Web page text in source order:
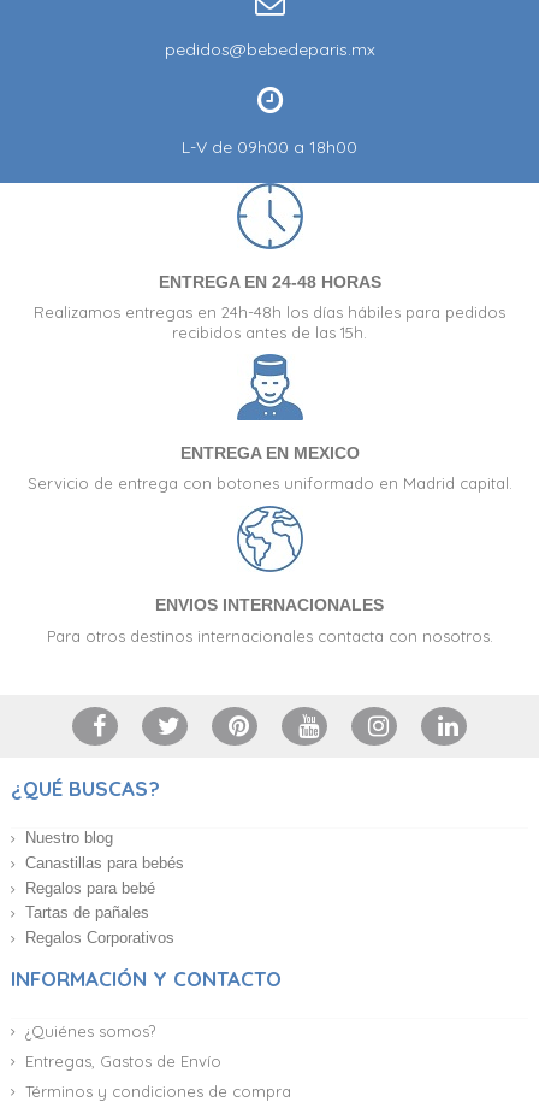
pedidos@bebedeparis.mx
L-V de 09h00 a 18h00
ENTREGA EN 24-48 HORAS
Realizamos entregas en 24h-48h los días hábiles para pedidos
recibidos antes de las 15h.
ENTREGA EN MEXICO
Servicio de entrega con botones uniformado en Madrid capital.
ENVIOS INTERNACIONALES
Para otros destinos internacionales contacta con nosotros.
¿QUÉ BUSCAS?
Nuestro blog
Canastillas para bebés
Regalos para bebé
Tartas de pañales
Regalos Corporativos
INFORMACIÓN Y CONTACTO
¿Quiénes somos?
Entregas, Gastos de Envío
Términos y condiciones de compra